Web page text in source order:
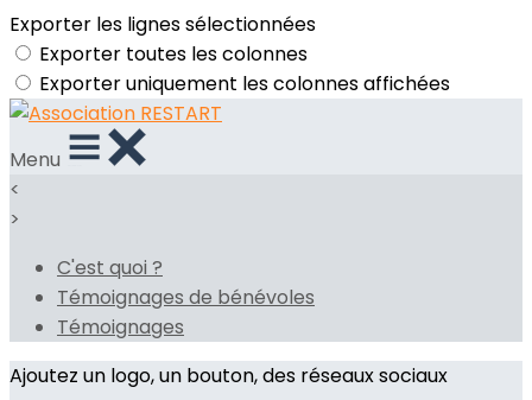
Exporter les lignes sélectionnées
Exporter toutes les colonnes
Exporter uniquement les colonnes affichées
Menu
<
>
C'est quoi ?
Témoignages de bénévoles
Témoignages
Ajoutez un logo, un bouton, des réseaux sociaux